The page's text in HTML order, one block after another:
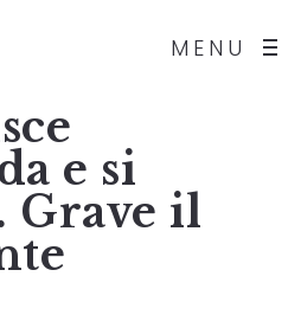
MENU
e si
Grave il